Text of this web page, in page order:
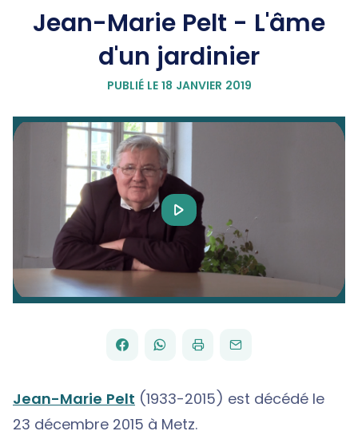
Jean-Marie Pelt - L'âme
d'un jardinier
PUBLIÉ LE 18 JANVIER 2019
Play
Video
PARTAGER
FACEBOOK
PARTAGER
WHATSAPP
IMPRIMERENVOYER
PAR
EMAIL
Jean-Marie Pelt (1933-2015) est décédé le
23 décembre 2015 à Metz.